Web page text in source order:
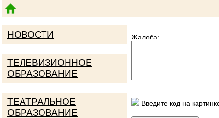
Жалоба:
Введите код на
НОВОСТИ
ТЕЛЕВИЗИОННОЕ
ОБРАЗОВАНИЕ
ТЕАТРАЛЬНОЕ
ОБРАЗОВАНИЕ